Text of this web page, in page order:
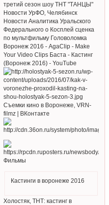
третий сезон шоу ТНТ "ТАНЦЫ"
Новости УрФО, Челябинск
Новости Аналитика Уральского
Федерального о Косплей сценка
по мультфильму Головоломка
Воронеж 2016 - AgaClip - Make
Your Video Clips Баста - Кастинг
(Воронеж 2016) - YouTube
Съемки кино в Воронеже, VRN-
filmz | ВКонтакте
Фильмы
Кастинги в воронеже 2016
Холостяк, ТНТ: кастинг в